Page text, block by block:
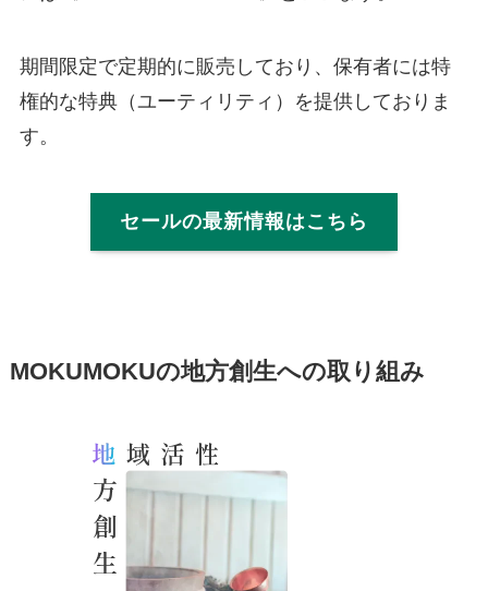
期間限定で定期的に販売しており、保有者には特
権的な特典（ユーティリティ）を提供しておりま
す。
セールの最新情報はこちら
MOKUMOKUの地方創生への取り組み